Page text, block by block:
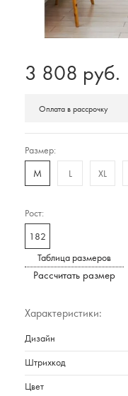
3 808 руб.
Оплата в рассрочку
Размер:
M L XL
Рост:
182
Таблица размеров
Рассчитать размер
Характеристики:
Дизайн
Штрихкод
Цвет